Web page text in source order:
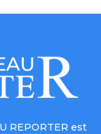
REPORTER est